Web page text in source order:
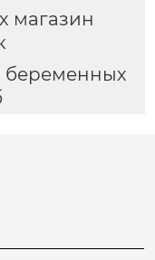
магазин
беременных